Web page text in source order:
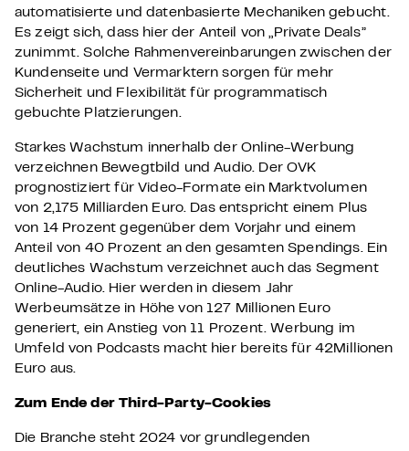
automatisierte und datenbasierte Mechaniken gebucht.
Es zeigt sich, dass hier der Anteil von „Private Deals”
zunimmt. Solche Rahmenvereinbarungen zwischen der
Kundenseite und Vermarktern sorgen für mehr
Sicherheit und Flexibilität für programmatisch
gebuchte Platzierungen.
Starkes Wachstum innerhalb der Online-Werbung
verzeichnen Bewegtbild und Audio. Der OVK
prognostiziert für Video-Formate ein Marktvolumen
von 2,175 Milliarden Euro. Das entspricht einem Plus
von 14 Prozent gegenüber dem Vorjahr und einem
Anteil von 40 Prozent an den gesamten Spendings. Ein
deutliches Wachstum verzeichnet auch das Segment
Online-Audio. Hier werden in diesem Jahr
Werbeumsätze in Höhe von 127 Millionen Euro
generiert, ein Anstieg von 11 Prozent. Werbung im
Umfeld von Podcasts macht hier bereits für 42Millionen
Euro aus.
Zum Ende der Third-Party-Cookies
Die Branche steht 2024 vor grundlegenden